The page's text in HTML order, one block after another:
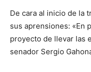
De cara al inicio de la
sus aprensiones: «En
proyecto de llevar las
senador Sergio